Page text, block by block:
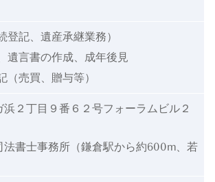
登記、遺産承継業務）
遺言書の作成、成年後見
（売買、贈与等）
２丁目９番６２号フォーラムビル２
法書士事務所 （鎌倉駅から約600m、若